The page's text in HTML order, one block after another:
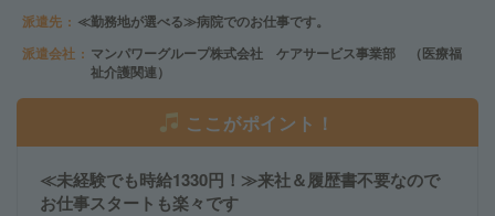
派遣先
≪勤務地が選べる≫病院でのお仕事です。
派遣会社
マンパワーグループ株式会社 ケアサービス事業部 （医療福
祉介護関連）
ここがポイント！
≪未経験でも時給1330円！≫来社＆履歴書不要なので
お仕事スタートも楽々です